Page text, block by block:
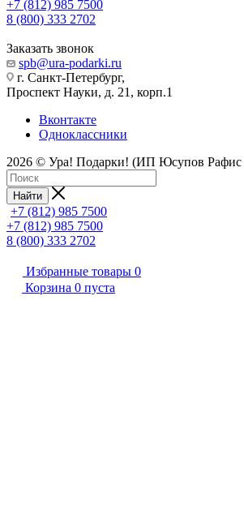
+7 (812) 985 7500
8 (800) 333 2702
Заказать звонок
spb@ura-podarki.ru
г. Санкт-Петербург,
Проспект Науки, д. 21, корп.1
Вконтакте
Одноклассники
2026 © Ура! Подарки! (ИП Юсупов Рафис
Найти
+7 (812) 985 7500
+7 (812) 985 7500
8 (800) 333 2702
Избранные товары 0
Корзина 0 пуста